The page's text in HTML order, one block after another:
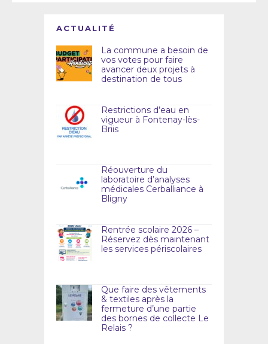
ACTUALITÉ
La commune a besoin de
vos votes pour faire
avancer deux projets à
destination de tous
Restrictions d’eau en
vigueur à Fontenay-lès-
Briis
Réouverture du
laboratoire d’analyses
médicales Cerballiance à
Bligny
Rentrée scolaire 2026 –
Réservez dès maintenant
les services périscolaires
Que faire des vêtements
& textiles après la
fermeture d’une partie
des bornes de collecte Le
Relais ?